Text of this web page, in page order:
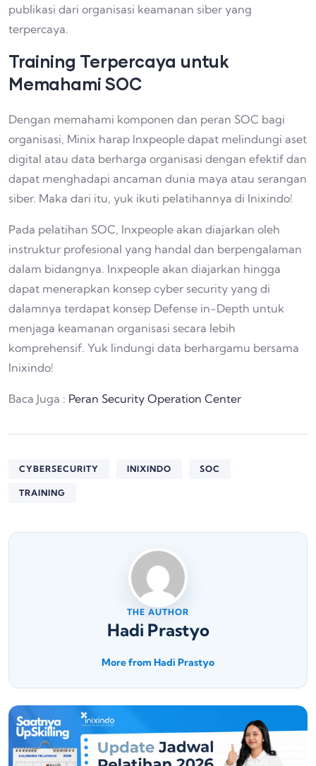
publikasi dari organisasi keamanan siber yang
terpercaya.
Training Terpercaya untuk
Memahami SOC
Dengan memahami komponen dan peran SOC bagi
organisasi, Minix harap Inxpeople dapat melindungi aset
digital atau data berharga organisasi dengan efektif dan
dapat menghadapi ancaman dunia maya atau serangan
siber. Maka dari itu, yuk ikuti pelatihannya di Inixindo!
Pada pelatihan SOC, Inxpeople akan diajarkan oleh
instruktur profesional yang handal dan berpengalaman
dalam bidangnya. Inxpeople akan diajarkan hingga
dapat menerapkan konsep cyber security yang di
dalamnya terdapat konsep Defense in-Depth untuk
menjaga keamanan organisasi secara lebih
komprehensif. Yuk lindungi data berhargamu bersama
Inixindo!
Baca Juga : Peran Security Operation Center
CYBERSECURITY INIXINDO SOC
TRAINING
THE AUTHOR
Hadi Prastyo
More from Hadi Prastyo